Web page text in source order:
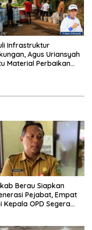
Infrastruktur
Agus Uriansyah
Material Perbaikan
Berau Siapkan
Pejabat, Empat
Kepala OPD Segera